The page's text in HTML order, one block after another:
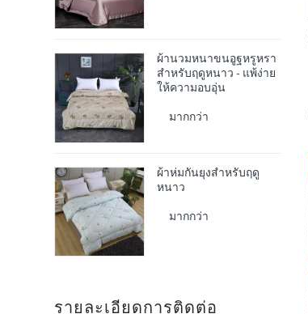
ผ้านวมหนาขนอูฐหรูหรา
สำหรับฤดูหนาว - แพ้ง่าย
ให้ความอบอุ่น
มากกว่า
ผ้าห่มกันยุงสำหรับฤดู
หนาว
มากกว่า